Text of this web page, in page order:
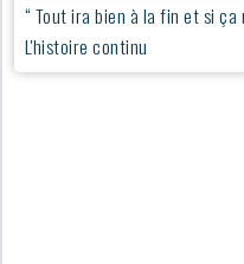
“ Tout ira bien à la fin et si ça
L'histoire continu